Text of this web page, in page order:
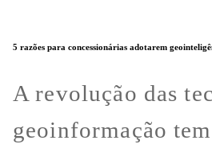
5 razões para concessionárias adotarem
A revolução das
geoinformação tem